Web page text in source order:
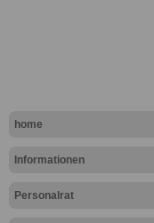
home
Informationen
Personalrat